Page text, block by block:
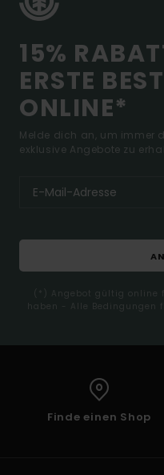
15%
ERSTE
ONLINE*
Melde dich an, um immer
exklusive Angebote zu
(*) Angebot gültig online
haben - Alle Bedingungen
Finde einen Shop